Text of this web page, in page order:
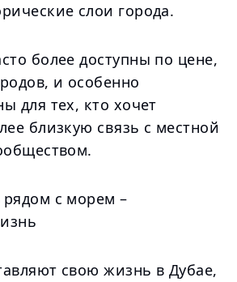
слои города.
более доступны по цене,
и особенно
для тех, кто хочет
близкую связь с местной
с морем –
свою жизнь в Дубае,